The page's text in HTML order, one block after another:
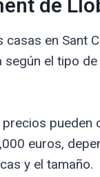
de
casas en Sant
según el tipo
precios pueden
euros,
y el tamaño.